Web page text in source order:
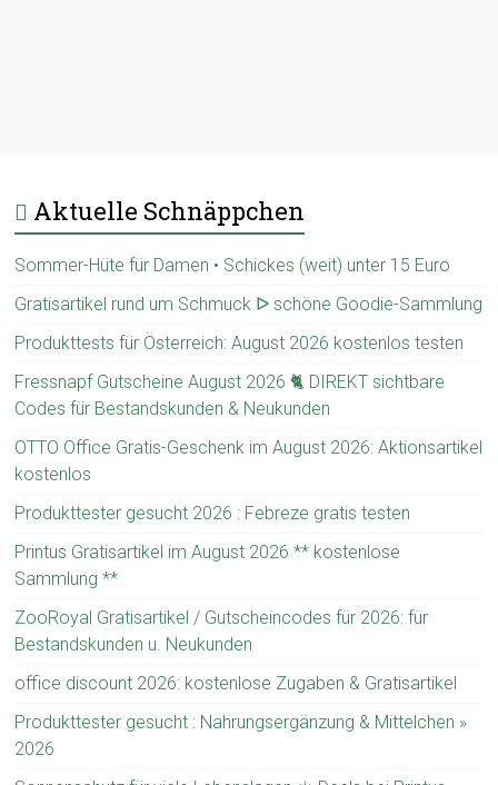
Aktuelle Schnäppchen
Sommer-Hüte für Damen • Schickes (weit) unter 15 Euro
Gratisartikel rund um Schmuck ᐅ schöne Goodie-Sammlung
Produkttests für Österreich: August 2026 kostenlos testen
Fressnapf Gutscheine August 2026 🐈 DIREKT sichtbare
Codes für Bestandskunden & Neukunden
OTTO Office Gratis-Geschenk im August 2026: Aktionsartikel
kostenlos
Produkttester gesucht 2026 : Febreze gratis testen
Printus Gratisartikel im August 2026 ** kostenlose
Sammlung **
ZooRoyal Gratisartikel / Gutscheincodes für 2026: für
Bestandskunden u. Neukunden
office discount 2026: kostenlose Zugaben & Gratisartikel
Produkttester gesucht : Nahrungsergänzung & Mittelchen »
2026